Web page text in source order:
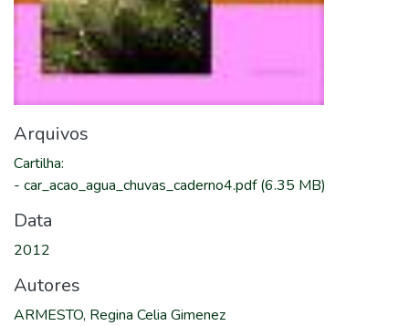
Arquivos
Cartilha:
- car_acao_agua_chuvas_caderno4.pdf(6.35 MB)
Data
2012
Autores
ARMESTO, Regina Celia Gimenez